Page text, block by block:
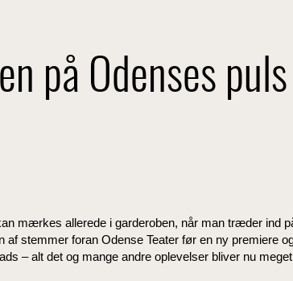
på Odenses
mærkes allerede i garderoben, når man træder ind
af stemmer foran Odense Teater før en ny premiere
– alt det og mange andre oplevelser bliver nu